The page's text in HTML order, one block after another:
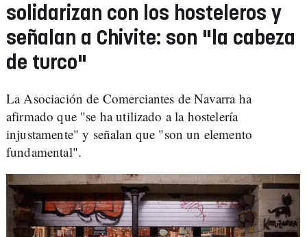
solidarizan con los hosteleros y
señalan a Chivite: son "la cabeza
de turco"
La Asociación de Comerciantes de Navarra ha
afirmado que "se ha utilizado a la hostelería
injustamente" y señalan que "son un elemento
fundamental".